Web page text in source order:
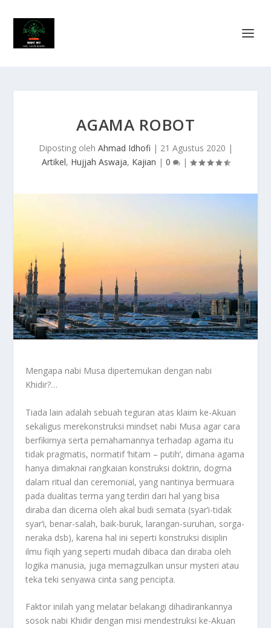
AGAMA ROBOT
Diposting oleh Ahmad Idhofi | 21 Agustus 2020 |
Artikel, Hujjah Aswaja, Kajian | 0 |
Mengapa nabi Musa dipertemukan dengan nabi
Khidir?…
Tiada lain adalah sebuah teguran atas klaim ke-Akuan
sekaligus merekonstruksi mindset nabi Musa agar cara
berfikirnya serta pemahamannya terhadap agama itu
tidak pragmatis, normatif ‘hitam – putih’, dimana agama
hanya dimaknai rangkaian konstruksi doktrin, dogma
dalam ritual dan ceremonial, yang nantinya bermuara
pada dualitas terma yang terdiri dari hal yang bisa
diraba dan dicerna oleh akal budi semata (syar’i-tidak
syar’i, benar-salah, baik-buruk, larangan-suruhan, sorga-
neraka dsb), karena hal ini seperti konstruksi disiplin
ilmu fiqih yang seperti mudah dibaca dan diraba oleh
logika manusia, juga memagzulkan unsur mysteri atau
teka teki senyawa cinta sang pencipta.
Faktor inilah yang melatar belakangi dihadirankannya
sosok nabi Khidir dengan misi mendestruksi ke-Akuan